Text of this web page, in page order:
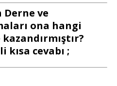
Derne ve
ona hangi
cevabı ;